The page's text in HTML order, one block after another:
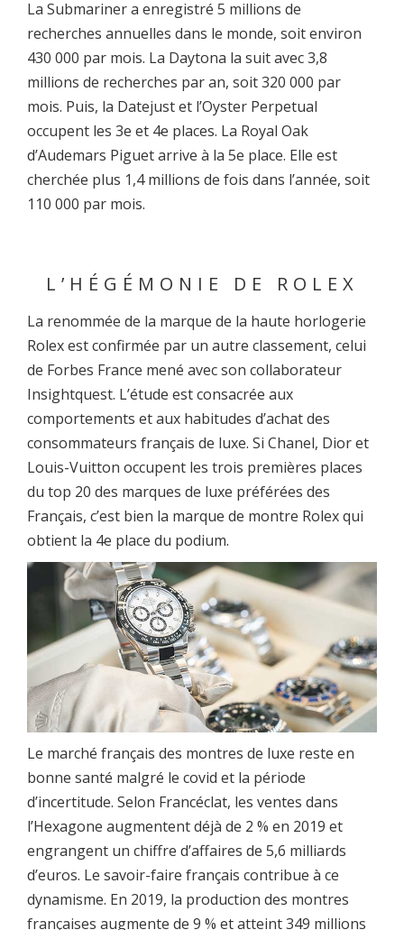
La Submariner a enregistré 5 millions de
recherches annuelles dans le monde, soit environ
430 000 par mois. La Daytona la suit avec 3,8
millions de recherches par an, soit 320 000 par
mois. Puis, la Datejust et l’Oyster Perpetual
occupent les 3e et 4e places. La Royal Oak
d’Audemars Piguet arrive à la 5e place. Elle est
cherchée plus 1,4 millions de fois dans l’année, soit
110 000 par mois.
L’HÉGÉMONIE DE ROLEX
La renommée de la marque de la haute horlogerie
Rolex est confirmée par un autre classement, celui
de Forbes France mené avec son collaborateur
Insightquest. L’étude est consacrée aux
comportements et aux habitudes d’achat des
consommateurs français de luxe. Si Chanel, Dior et
Louis-Vuitton occupent les trois premières places
du top 20 des marques de luxe préférées des
Français, c’est bien la marque de montre Rolex qui
obtient la 4e place du podium.
Le marché français des montres de luxe reste en
bonne santé malgré le covid et la période
d’incertitude. Selon Francéclat, les ventes dans
l’Hexagone augmentent déjà de 2 % en 2019 et
engrangent un chiffre d’affaires de 5,6 milliards
d’euros. Le savoir-faire français contribue à ce
dynamisme. En 2019, la production des montres
françaises augmente de 9 % et atteint 349 millions